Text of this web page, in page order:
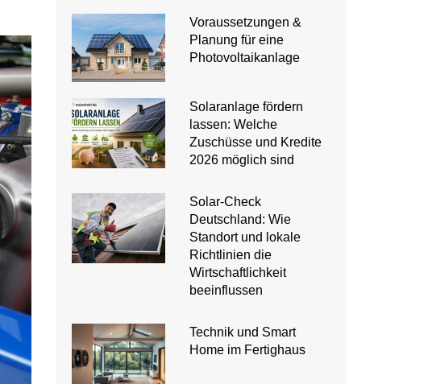
Voraussetzungen &
Planung für eine
Photovoltaikanlage
Solaranlage fördern
lassen: Welche
Zuschüsse und Kredite
2026 möglich sind
Solar-Check
Deutschland: Wie
Standort und lokale
Richtlinien die
Wirtschaftlichkeit
beeinflussen
Technik und Smart
Home im Fertighaus